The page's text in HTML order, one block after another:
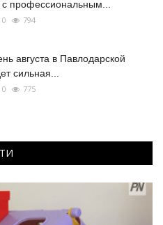
профессиональным...
0 794
августа в Павлодарской
сильная...
0 775